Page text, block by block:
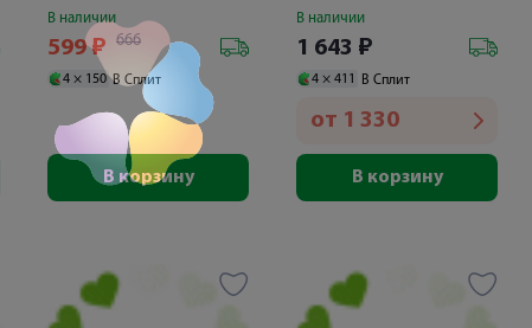
В наличии
599₽ 666
4 × 150 В Сплит
В корзину
В наличии
1 643 ₽
4 × 411 В Сплит
от 1 330
В корзину